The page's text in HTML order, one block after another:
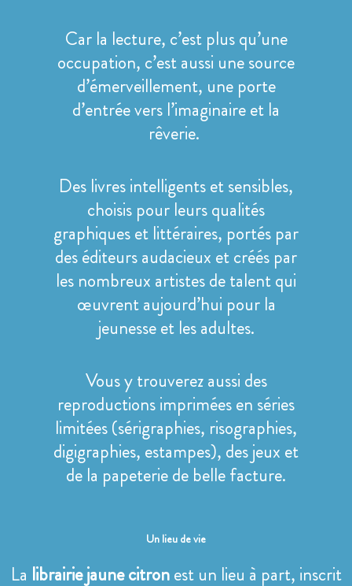
Car la lecture, c’est plus qu’une
occupation, c’est aussi une source
d’émerveillement, une porte
d’entrée vers l’imaginaire et la
rêverie.
Des livres intelligents et sensibles,
choisis pour leurs qualités
graphiques et littéraires, portés par
des éditeurs audacieux et créés par
les nombreux artistes de talent qui
œuvrent aujourd’hui pour la
jeunesse et les adultes.
Vous y trouverez aussi des
reproductions imprimées en séries
limitées (sérigraphies, risographies,
digigraphies, estampes), des jeux et
de la papeterie de belle facture.
Un lieu de vie
La librairie jaune citronest un lieu à part, inscrit